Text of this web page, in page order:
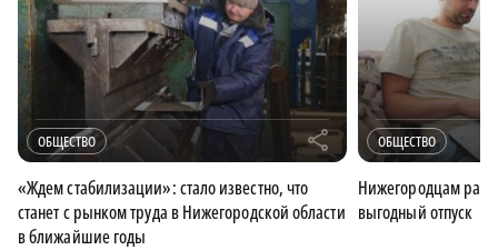
ОБЩЕСТВО r
«Ждем стабилизации»: стало известно, что
станет с рынком труда в Нижегородской области
в ближайшие годы
ОБЩЕСТВО
Нижегородцам
выгодный отпуск